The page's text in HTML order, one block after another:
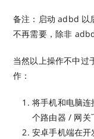
备注：启动 adbd 以
不再需要，除非
当然以上操作不中过
作：
将手机和电脑
个路由器 / 网关
安卓手机端在